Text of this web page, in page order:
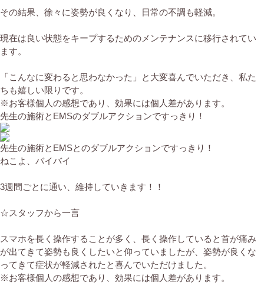
その結果、徐々に姿勢が良くなり、日常の不調も軽減。
現在は良い状態をキープするためのメンテナンスに移行されてい
ます。
「こんなに変わると思わなかった」と大変喜んでいただき、私た
ちも嬉しい限りです。
※お客様個人の感想であり、効果には個人差があります。
先生の施術とEMSのダブルアクションですっきり！
先生の施術とEMSとのダブルアクションですっきり！
ねこよ、バイバイ
3週間ごとに通い、維持していきます！！
☆スタッフから一言
スマホを長く操作することが多く、長く操作していると首が痛み
が出てきて姿勢も良くしたいと仰っていましたが、姿勢が良くな
ってきて症状が軽減されたと喜んでいただけました。
※お客様個人の感想であり、効果には個人差があります。